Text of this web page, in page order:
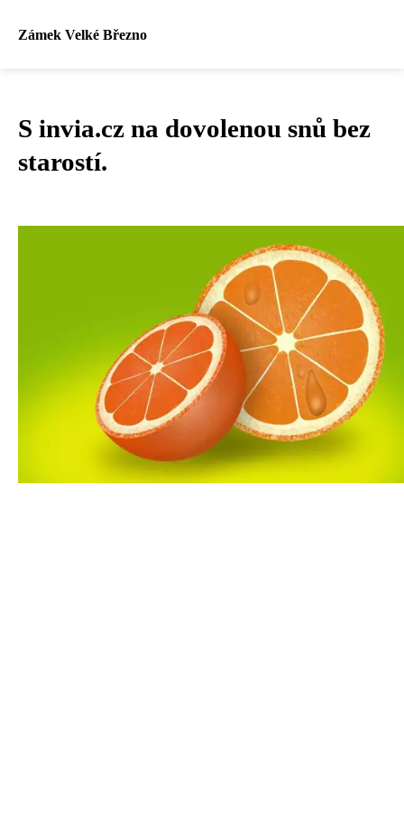
Zámek Velké Březno
S invia.cz na dovolenou snů bez
starostí.